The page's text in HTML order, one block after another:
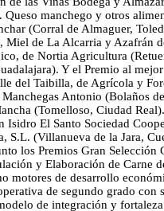
manchego y otros
(Corral de Almaguer,
de La Alcarria y Azafrán
de Nortia Agricultura
Y el Premio al
del Taibilla, de Agrícola y
Antonio (Bolaños
(Tomelloso, Ciudad
El Santo Sociedad
(Villanueva de la Jara,
los Premios Gran
y Elaboración de Carne
de desarrollo
de segundo grado con
de integración y